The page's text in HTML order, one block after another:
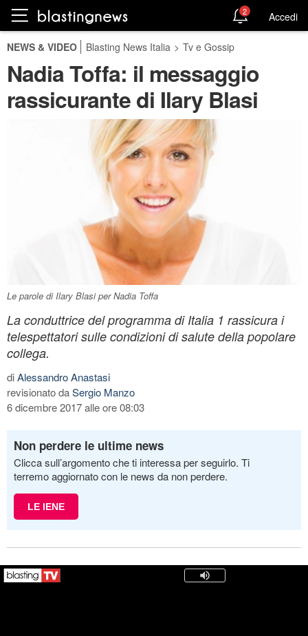
2 Accedi
NEWS & VIDEO Blasting News Italia > Tv e Gossip
Nadia Toffa: il messaggio
rassicurante di Ilary Blasi
Le parole di Ilary Blasi per Nadia Toffa
La conduttrice del programma di Italia 1 rassicura i
telespettatori sulle condizioni di salute della popolare
collega.
diAlessandro Anastasi
revisionato daSergio Manzo
6 dicembre 2017 alle ore 08:03
Non perdere le ultime news
Clicca sull’argomento che ti interessa per seguirlo. Ti
terremo aggiornato con le news da non perdere.
LE IENE